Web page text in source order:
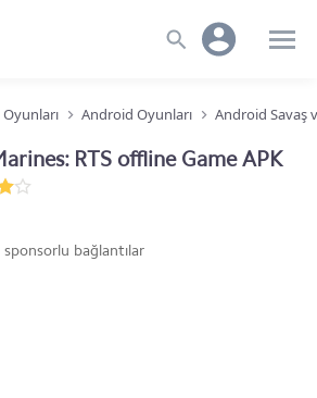
Android Oyunları Android Savaş
RTS offline Game APK
sponsorlu bağlantılar